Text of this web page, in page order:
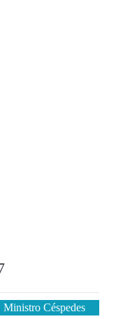
Ministro Céspedes